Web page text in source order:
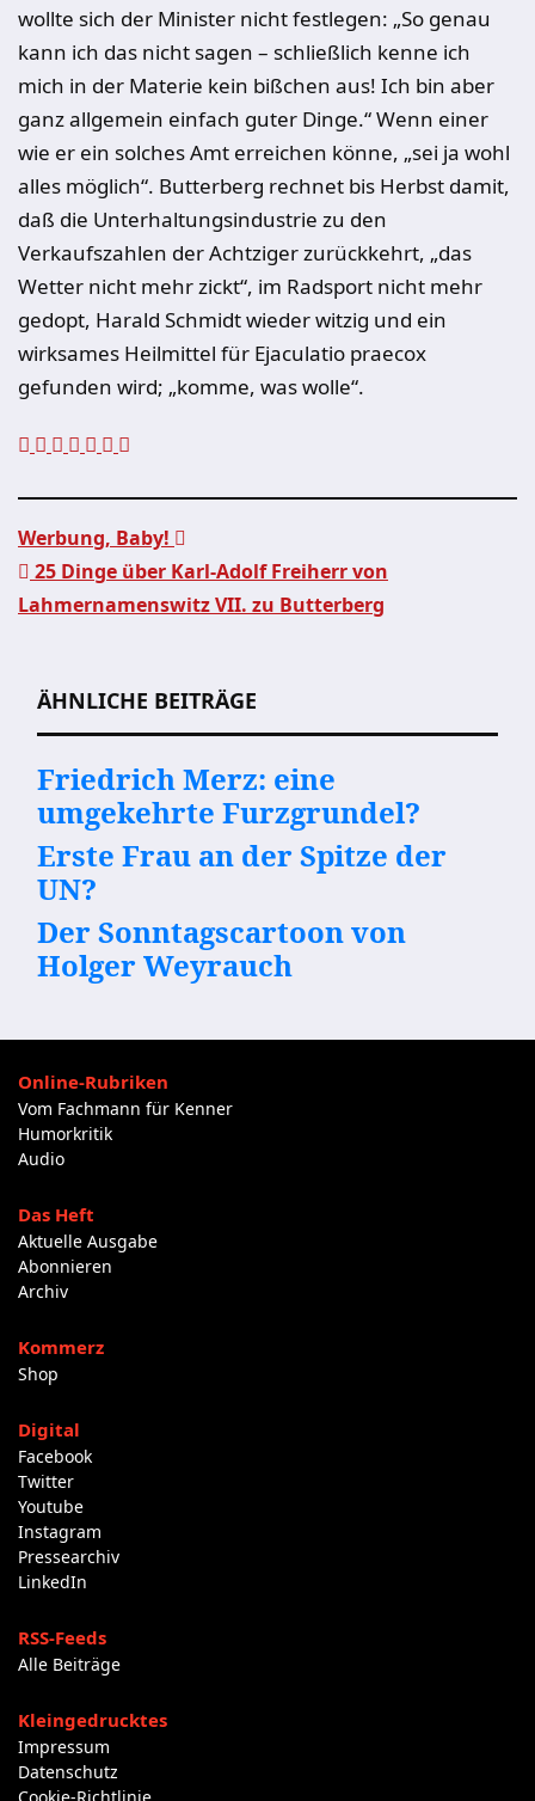
wollte sich der Minister nicht festlegen: „So genau
kann ich das nicht sagen – schließlich kenne ich
mich in der Materie kein bißchen aus! Ich bin aber
ganz allgemein einfach guter Dinge.“ Wenn einer
wie er ein solches Amt erreichen könne, „sei ja wohl
alles möglich“. Butterberg rechnet bis Herbst damit,
daß die Unterhaltungsindustrie zu den
Verkaufszahlen der Achtziger zurückkehrt, „das
Wetter nicht mehr zickt“, im Radsport nicht mehr
gedopt, Harald Schmidt wieder witzig und ein
wirksames Heilmittel für Ejaculatio praecox
gefunden wird; „komme, was wolle“.
Beitragsnavigation
Werbung, Baby!
25 Dinge über Karl-Adolf Freiherr von
Lahmernamenswitz VII. zu Butterberg
ÄHNLICHE BEITRÄGE
Friedrich Merz: eine
umgekehrte Furzgrundel?
Erste Frau an der Spitze der
UN?
Der Sonntagscartoon von
Holger Weyrauch
Online-Rubriken
Vom Fachmann für Kenner
Humorkritik
Audio
Das Heft
Aktuelle Ausgabe
Abonnieren
Archiv
Kommerz
Shop
Digital
Facebook
Twitter
Youtube
Instagram
Pressearchiv
LinkedIn
RSS-Feeds
Alle Beiträge
Kleingedrucktes
Impressum
Datenschutz